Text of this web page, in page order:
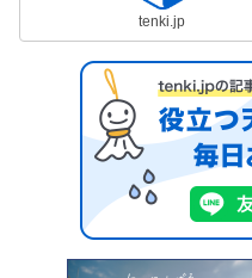
tenki.jp